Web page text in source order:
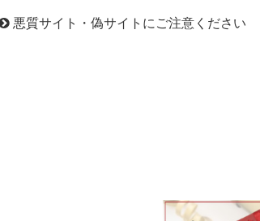
悪質サイト・偽サイトにご注意ください